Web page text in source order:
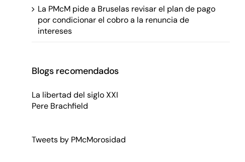
La PMcM pide a Bruselas revisar el plan de pago
por condicionar el cobro a la renuncia de
intereses
Blogs recomendados
La libertad del siglo XXI
Pere Brachfield
Tweets by PMcMorosidad